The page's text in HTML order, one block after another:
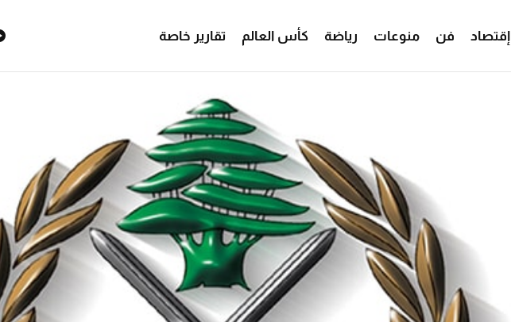
إقتصاد فن منوعات رياضة كأس العالم تقارير خاصة